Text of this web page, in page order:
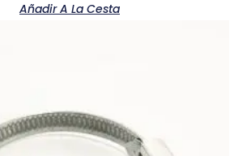
Añadir A La Cesta